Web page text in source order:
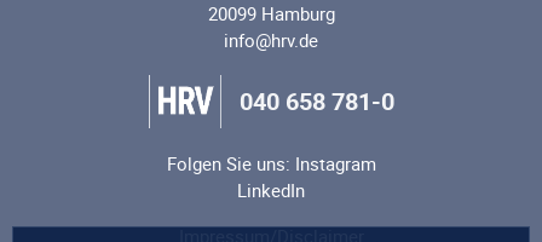
20099 Hamburg
info@hrv.de
040 658 781-0
Folgen Sie uns: Instagram
LinkedIn